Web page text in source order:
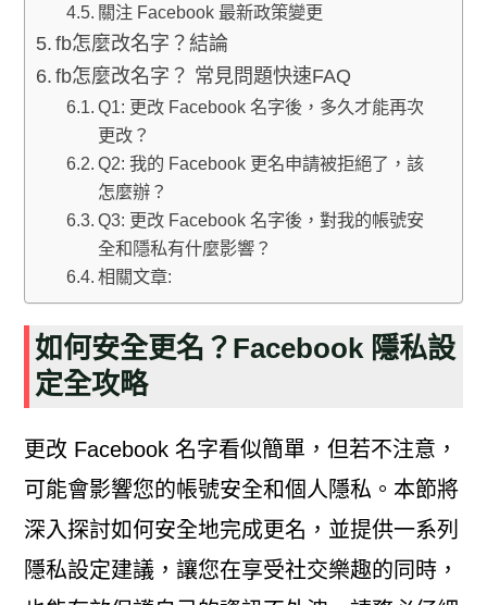
關注 Facebook 最新政策變更
fb怎麼改名字？結論
fb怎麼改名字？ 常見問題快速FAQ
Q1: 更改 Facebook 名字後，多久才能再次
更改？
Q2: 我的 Facebook 更名申請被拒絕了，該
怎麼辦？
Q3: 更改 Facebook 名字後，對我的帳號安
全和隱私有什麼影響？
相關文章:
如何安全更名？Facebook 隱私設
定全攻略
更改 Facebook 名字看似簡單，但若不注意，
可能會影響您的帳號安全和個人隱私。本節將
深入探討如何安全地完成更名，並提供一系列
隱私設定建議，讓您在享受社交樂趣的同時，